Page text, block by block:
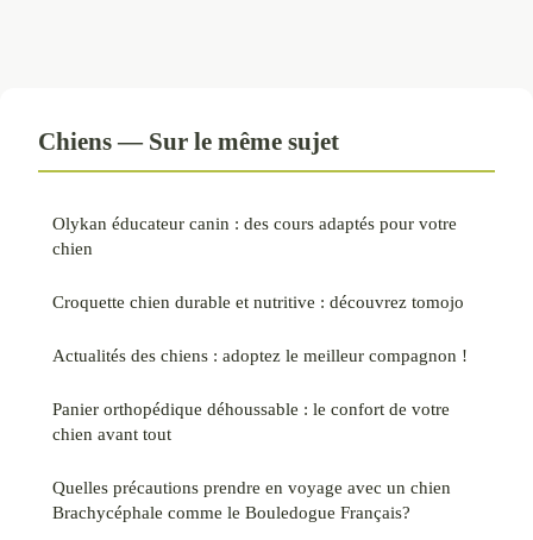
Chiens — Sur le même sujet
Olykan éducateur canin : des cours adaptés pour votre
chien
Croquette chien durable et nutritive : découvrez tomojo
Actualités des chiens : adoptez le meilleur compagnon !
Panier orthopédique déhoussable : le confort de votre
chien avant tout
Quelles précautions prendre en voyage avec un chien
Brachycéphale comme le Bouledogue Français?